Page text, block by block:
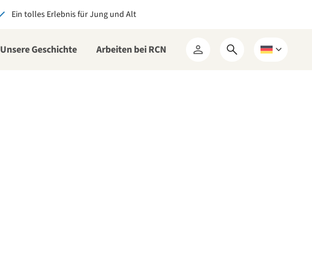
Ein tolles Erlebnis für Jung und Alt
Unsere Geschichte Arbeiten bei RCN
Mein
Suchformular
Wählen